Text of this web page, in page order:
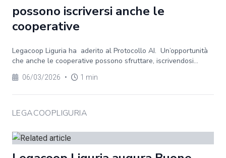
possono iscriversi anche le
cooperative
Legacoop Liguria ha aderito al Protocollo AI. Un’opportunità
che anche le cooperative possono sfruttare, iscrivendosi...
06/03/2026 • 1 min
LEGACOOPLIGURIA